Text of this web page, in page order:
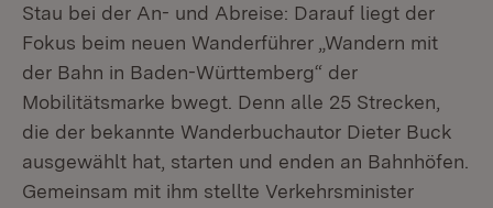
Stau bei der An- und Abreise: Darauf liegt der
Fokus beim neuen Wanderführer „Wandern mit
der Bahn in Baden-Württemberg“ der
Mobilitätsmarke bwegt. Denn alle 25 Strecken,
die der bekannte Wanderbuchautor Dieter Buck
ausgewählt hat, starten und enden an Bahnhöfen.
Gemeinsam mit ihm stellte Verkehrsminister